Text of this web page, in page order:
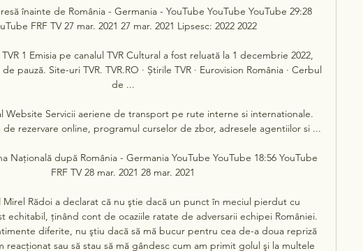
înainte de România - Germania - YouTube YouTube YouTube 29:28
FRF TV 27 mar. 2021 27 mar. 2021 Lipsesc: 2022 2022
1 Emisia pe canalul TVR Cultural a fost reluată la 1 decembrie 2022,
pauză. Site-uri TVR. TVR.RO · Știrile TVR · Eurovision România · Cerbul
de ...
Website Servicii aeriene de transport pe rute interne si internationale.
rezervare online, programul curselor de zbor, adresele agentiilor si ...
Națională după România - Germania YouTube YouTube 18:56 YouTube
FRF TV 28 mar. 2021 28 mar. 2021
Mirel Rădoi a declarat că nu ştie dacă un punct în meciul pierdut cu
echitabil, ţinând cont de ocaziile ratate de adversarii echipei României.
diferite, nu ştiu dacă să mă bucur pentru cea de-a doua repriză
reacţionat sau să stau să mă gândesc cum am primit golul şi la multele